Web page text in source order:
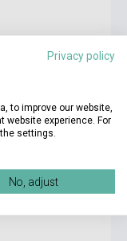
Privacy policy
to improve our website,
website experience. For
settings.
No, adjust